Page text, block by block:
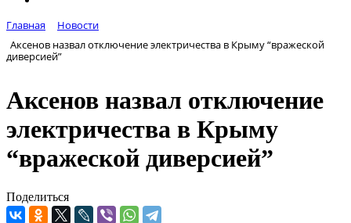
Главная
Новости
Аксенов назвал отключение электричества в Крыму “вражеской
диверсией”
Аксенов назвал отключение
электричества в Крыму
“вражеской диверсией”
Поделиться